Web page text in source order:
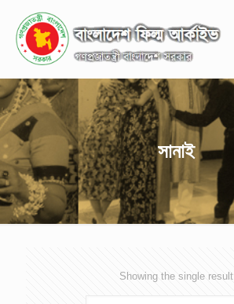
সানাই
Showing the single result